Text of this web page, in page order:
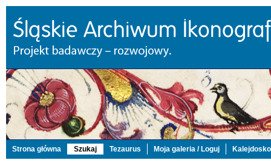
Strona główna Szukaj Tezaurus Moja galeria / Loguj